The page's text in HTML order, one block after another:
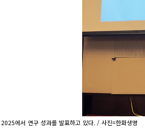
에서 연구 성과를 발표하고 있다. / 사진=한화생명